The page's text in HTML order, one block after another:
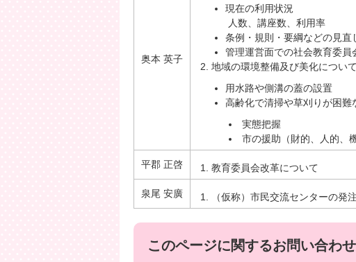
奥本 英子
現在の利用状況
人数、講座数、利用率
条例・規則・要綱などの見直
管理運営面での社会教育委員
地域の環境整備及び美化について
用水路や側溝の蓋の設置
高齢化で清掃や草刈りが困難
実態把握
市の援助（財的、人的、
平郡 正啓 教育委員会改革について
泉尾 安廣 （仮称）市民交流センターの発
このページに関するお問い合わ